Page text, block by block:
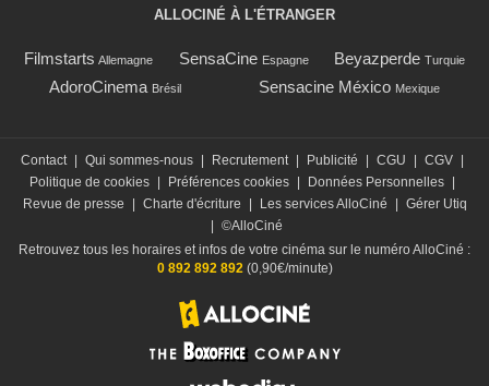
ALLOCINÉ À L'ÉTRANGER
Filmstarts Allemagne SensaCine Espagne Beyazperde Turquie
AdoroCinema Brésil Sensacine México Mexique
Contact | Qui sommes-nous | Recrutement | Publicité | CGU | CGV |
Politique de cookies | Préférences cookies | Données Personnelles |
Revue de presse
| Charte d'écriture | Les services AlloCiné | Gérer Utiq
| ©AlloCiné
Retrouvez tous les horaires et infos de votre cinéma sur le numéro AlloCiné :
0 892 892 892 (0,90€/minute)